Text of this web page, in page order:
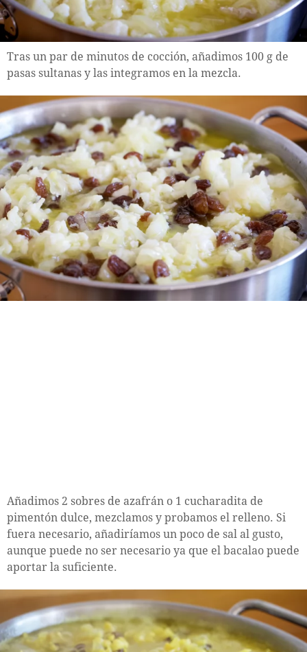
Tras un par de minutos de cocción, añadimos 100 g de
pasas sultanas y las integramos en la mezcla.
Añadimos 2 sobres de azafrán o 1 cucharadita de
pimentón dulce, mezclamos y probamos el relleno. Si
fuera necesario, añadiríamos un poco de sal al gusto,
aunque puede no ser necesario ya que el bacalao puede
aportar la suficiente.